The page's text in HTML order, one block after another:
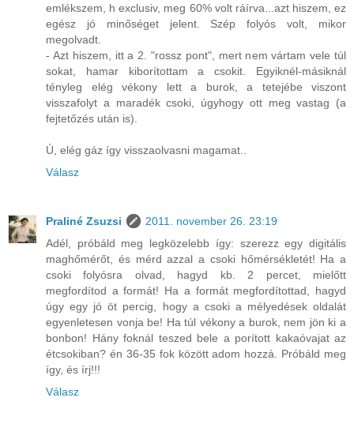
emlékszem, h exclusiv, meg 60% volt ráírva...azt hiszem, ez
egész jó minőséget jelent. Szép folyós volt, mikor
megolvadt.
- Azt hiszem, itt a 2. "rossz pont", mert nem vártam vele túl
sokat, hamar kiborítottam a csokit. Egyiknél-másiknál
tényleg elég vékony lett a burok, a tetejébe viszont
visszafolyt a maradék csoki, úgyhogy ott meg vastag (a
fejtetőzés után is).
Ú, elég gáz így visszaolvasni magamat..
Válasz
Praliné Zsuzsi
2011. november 26. 23:19
Adél, próbáld meg legközelebb így: szerezz egy digitális
maghőmérőt, és mérd azzal a csoki hőmérsékletét! Ha a
csoki folyósra olvad, hagyd kb. 2 percet, mielőtt
megfordítod a formát! Ha a formát megfordítottad, hagyd
úgy egy jó öt percig, hogy a csoki a mélyedések oldalát
egyenletesen vonja be! Ha túl vékony a burok, nem jön ki a
bonbon! Hány foknál teszed bele a porított kakaóvajat az
étcsokiban? én 36-35 fok között adom hozzá. Próbáld meg
így, és írj!!!
Válasz